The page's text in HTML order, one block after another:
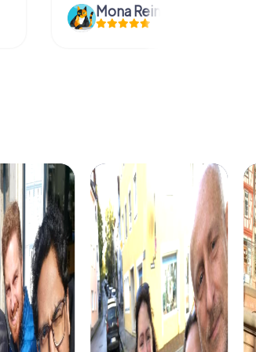
Mona Reinders